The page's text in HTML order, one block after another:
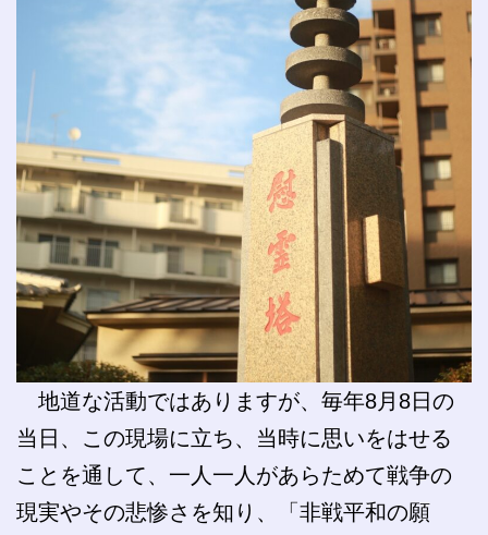
地道な活動ではありますが、毎年8月8日の
当日、この現場に立ち、当時に思いをはせる
ことを通して、一人一人があらためて戦争の
現実やその悲惨さを知り、「非戦平和の願